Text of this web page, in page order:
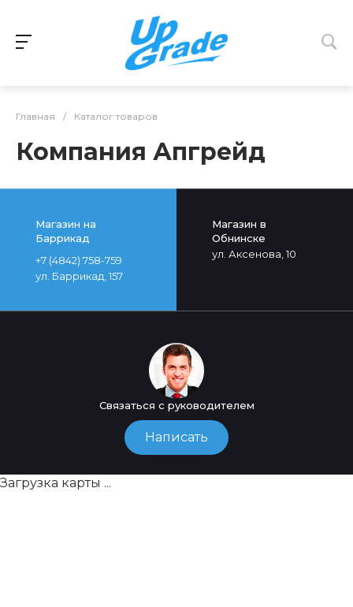
Главная / Каталог товаров
Компания Апгрейд
Магазин на
Баррикад
+7 (4842) 758-759
ул. Баррикад, 157
Магазин в
Обнинске
ул. Аксенова, 10
Связаться с руководителем
Написать
Загрузка карты ...